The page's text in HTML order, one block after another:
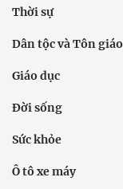
Thời sự
Dân tộc và Tôn giáo
Giáo dục
Đời sống
Sức khỏe
Ô tô xe máy